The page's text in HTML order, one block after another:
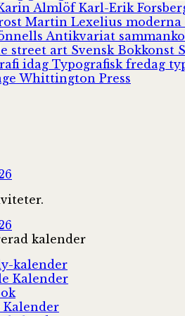
Almlöf Karl-Erik
Martin Lexelius moderna
Antikvariat
street art Svensk Bokkonst
idag Typografisk fredag
Whittington Press
kalender
kalender
Kalender